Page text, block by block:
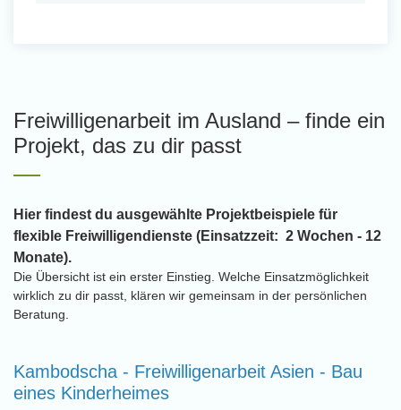
Freiwilligenarbeit im Ausland – finde ein
Projekt, das zu dir passt
Hier findest du ausgewählte Projektbeispiele für
flexible Freiwilligendienste (Einsatzzeit: 2 Wochen - 12
Monate).
Die Übersicht ist ein erster Einstieg. Welche Einsatzmöglichkeit
wirklich zu dir passt, klären wir gemeinsam in der persönlichen
Beratung.
Kambodscha - Freiwilligenarbeit Asien - Bau
eines Kinderheimes